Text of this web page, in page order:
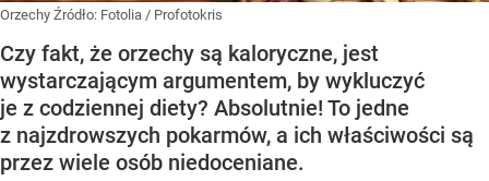
Orzechy Źródło: Fotolia / Profotokris
Czy fakt, że orzechy są kaloryczne, jest
wystarczającym argumentem, by wykluczyć
je z codziennej diety? Absolutnie! To jedne
z najzdrowszych pokarmów, a ich właściwości są
przez wiele osób niedoceniane.